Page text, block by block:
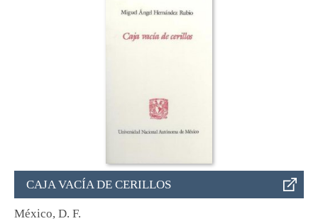
CAJA VACÍA DE CERILLOS
México, D. F.